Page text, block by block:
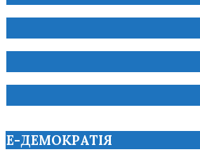
Е-ДЕМОКРАТІЯ